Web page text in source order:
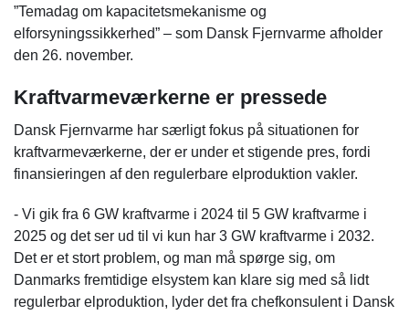
”Temadag om kapacitetsmekanisme og
elforsyningssikkerhed” – som Dansk Fjernvarme afholder
den 26. november.
Kraftvarmeværkerne er pressede
Dansk Fjernvarme har særligt fokus på situationen for
kraftvarmeværkerne, der er under et stigende pres, fordi
finansieringen af den regulerbare elproduktion vakler.
- Vi gik fra 6 GW kraftvarme i 2024 til 5 GW kraftvarme i
2025 og det ser ud til vi kun har 3 GW kraftvarme i 2032.
Det er et stort problem, og man må spørge sig, om
Danmarks fremtidige elsystem kan klare sig med så lidt
regulerbar elproduktion, lyder det fra chefkonsulent i Dansk